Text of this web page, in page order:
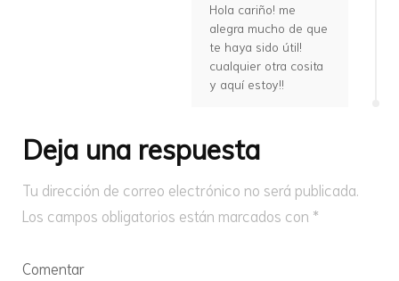
Hola cariño! me
alegra mucho de que
te haya sido útil!
cualquier otra cosita
y aquí estoy!!
Deja una respuesta
Tu dirección de correo electrónico no será publicada.
Los campos obligatorios están marcados con *
Comentar